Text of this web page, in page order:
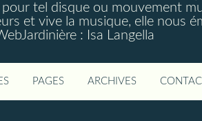
tel disque ou mouvement
et vive la musique, elle nous
: Isa Langella
PAGES ARCHIVES